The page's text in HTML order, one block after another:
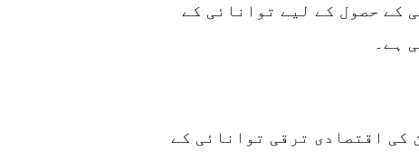
کے حصول کے لیے توانائی کے
ہے۔
کی اقتصادی ترقی توانائی کے